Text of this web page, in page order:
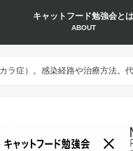
キャットフード勉強会とは
ABOUT
ラ症）。感染経路や治療方法。